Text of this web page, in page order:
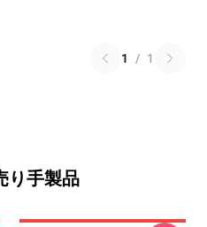
1 / 1
り手製品